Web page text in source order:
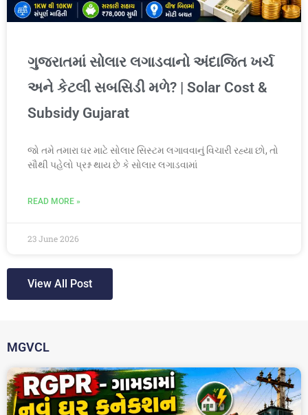
ગુજરાતમાં સોલાર લગાડવાનો અંદાજિત ખર્ચ
અને કેટલી સબસિડી મળે? | Solar Cost &
Subsidy Gujarat
જો તમે તમારા ઘર માટે સોલાર સિસ્ટમ લગાવવાનું વિચારી રહ્યા છો, તો
સૌથી પહેલો પ્રશ્ન થાય છે કે સોલાર લગાડવામાં
READ MORE »
23 June 2026
View All Post
MGVCL